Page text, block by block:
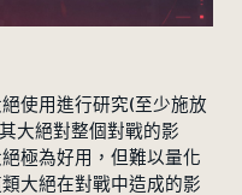
使用進行研究(至少施放
大絕對整個對戰的影
極為好用，但難以量化
大絕在對戰中造成的影